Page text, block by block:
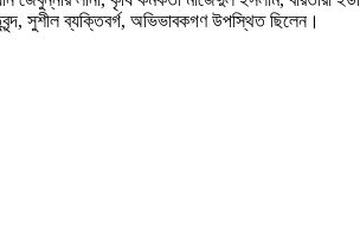
সুশীল ব্যক্তিবর্গ, অভিভাবকগণ উপস্থিত ছিলেন।